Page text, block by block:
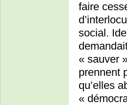
faire
social.
« sauver
prennent
qu’elles
«